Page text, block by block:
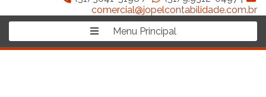
comercial@jopelcontabilidade.com.br
Menu Principal